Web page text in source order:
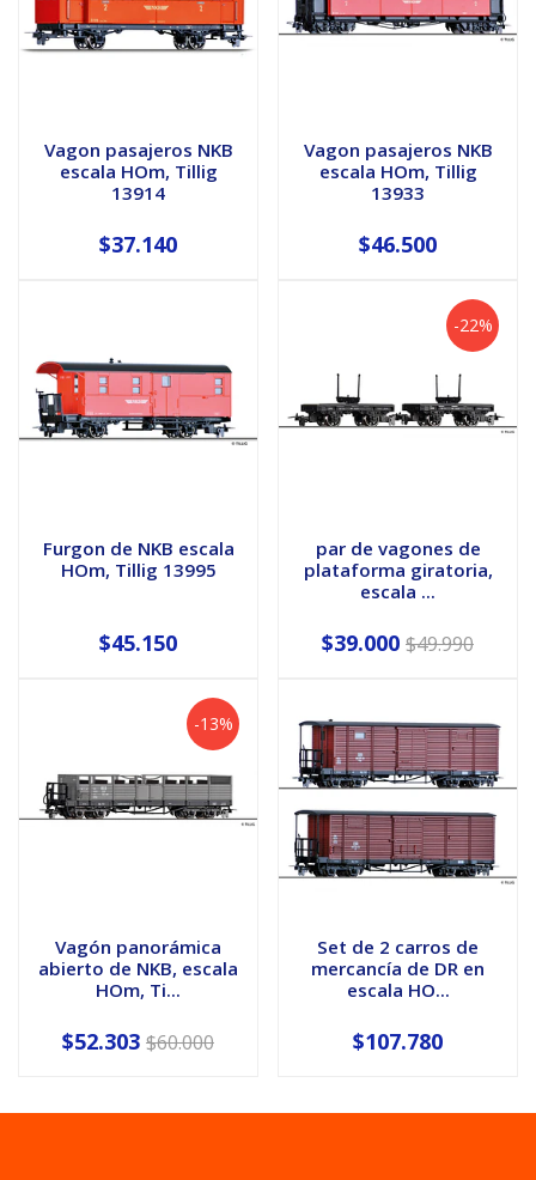
Vagon pasajeros NKB
escala HOm, Tillig
13914
$37.140
Vagon pasajeros NKB
escala HOm, Tillig
13933
$46.500
Furgon de NKB escala
HOm, Tillig 13995
$45.150
-22%
par de vagones de
plataforma giratoria,
escala ...
$39.000 $49.990
-13%
Vagón panorámica
abierto de NKB, escala
HOm, Ti...
$52.303 $60.000
Set de 2 carros de
mercancía de DR en
escala HO...
$107.780